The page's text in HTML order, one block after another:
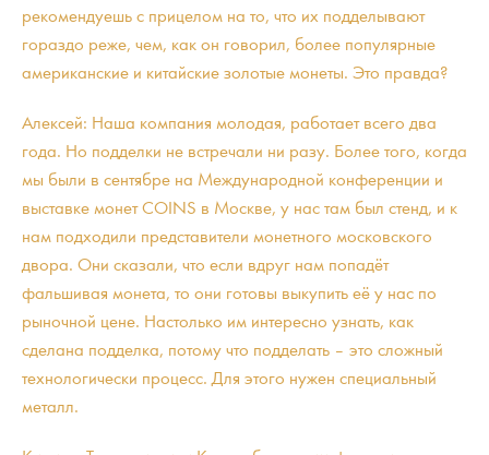
рекомендуешь с прицелом на то, что их подделывают
гораздо реже, чем, как он говорил, более популярные
американские и китайские золотые монеты. Это правда?
Алексей: Наша компания молодая, работает всего два
года. Но подделки не встречали ни разу. Более того, когда
мы были в сентябре на Международной конференции и
выставке монет COINS в Москве, у нас там был стенд, и к
нам подходили представители монетного московского
двора. Они сказали, что если вдруг нам попадёт
фальшивая монета, то они готовы выкупить её у нас по
рыночной цене. Настолько им интересно узнать, как
сделана подделка, потому что подделать – это сложный
технологически процесс. Для этого нужен специальный
металл.